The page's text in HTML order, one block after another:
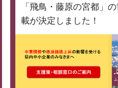
「飛鳥・藤原の宮都」
載が決定しました！